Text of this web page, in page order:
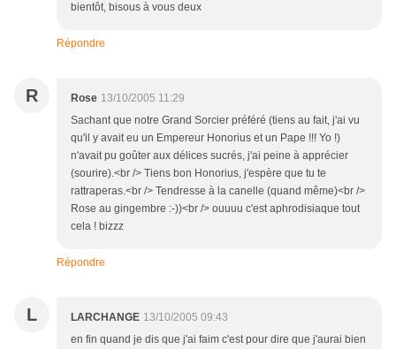
bientôt, bisous à vous deux
Répondre
R Rose 13/10/2005 11:29
Sachant que notre Grand Sorcier préféré (tiens au fait, j'ai vu
qu'il y avait eu un Empereur Honorius et un Pape !!! Yo !)
n'avait pu goûter aux délices sucrés, j'ai peine à apprécier
(sourire).<br /> Tiens bon Honorius, j'espère que tu te
rattraperas.<br /> Tendresse à la canelle (quand même)<br />
Rose au gingembre :-))<br /> ouuuu c'est aphrodisiaque tout
cela ! bizzz
Répondre
L LARCHANGE 13/10/2005 09:43
en fin quand je dis que j'ai faim c'est pour dire que j'aurai bien